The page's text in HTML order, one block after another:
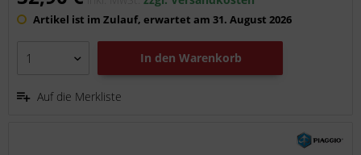
Artikel ist im Zulauf, erwartet am 31. August 2026
In den Warenkorb
Auf die Merkliste